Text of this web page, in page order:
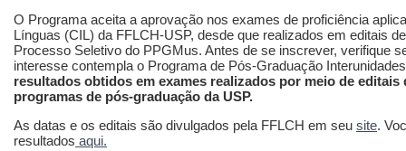
O Programa aceita a aprovação nos exames de proficiência
Línguas (CIL) da FFLCH-USP, desde que realizados em editais
Processo Seletivo do PPGMus. Antes de se inscrever, verifique
interesse contempla o Programa de Pós-Graduação
resultados obtidos em exames realizados por meio de
programas de pós-graduação da USP.
As datas e os editais são divulgados pela FFLCH em seu site.
resultados aqui.